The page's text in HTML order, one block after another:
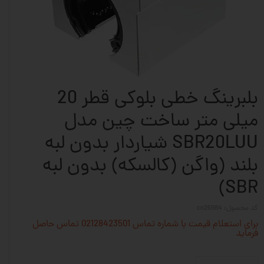
بلبرینگ خطی بلوکی قطر 20
میلی متر ساخت چین مدل
SBR20LUU شیاردار بدون لبه
بلند (واگن (کالسکه) بدون لبه
SBR)
برای استعلام قیمت با شماره تماس 02128423501 تماس حاصل
فرماید